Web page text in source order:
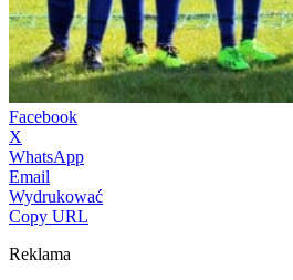
Facebook
X
WhatsApp
Email
Wydrukować
Copy URL
Reklama